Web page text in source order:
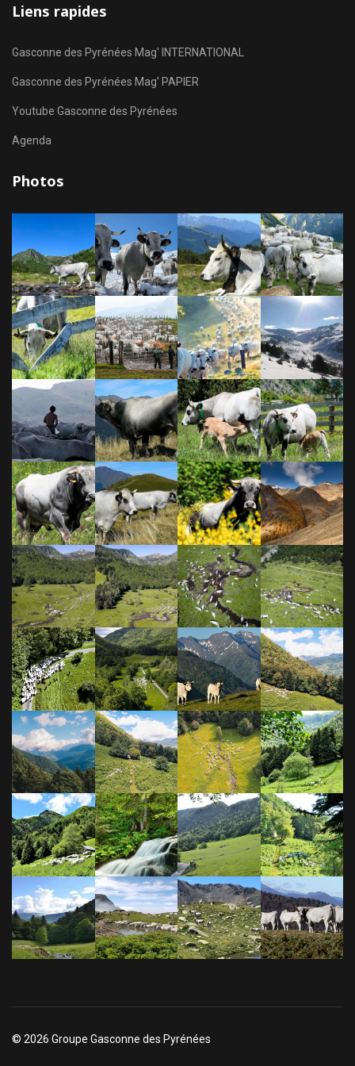
Liens rapides
Gasconne des Pyrénées Mag' INTERNATIONAL
Gasconne des Pyrénées Mag' PAPIER
Youtube Gasconne des Pyrénées
Agenda
Photos
© 2026 Groupe Gasconne des Pyrénées